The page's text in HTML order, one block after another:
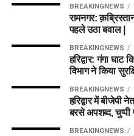
BREAKINGNEWS
रामनगर:
पहले उठा बवाल |
BREAKINGNEWS
हरिद्वार: गंगा
विभाग ने किया
BREAKINGNEWS
हरिद्वार में
बरसे अपशब्द,
BREAKINGNEWS